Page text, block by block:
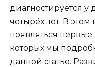
диагностируется у
четырёх лет. В этом
появляться
которых мы
данной статье.